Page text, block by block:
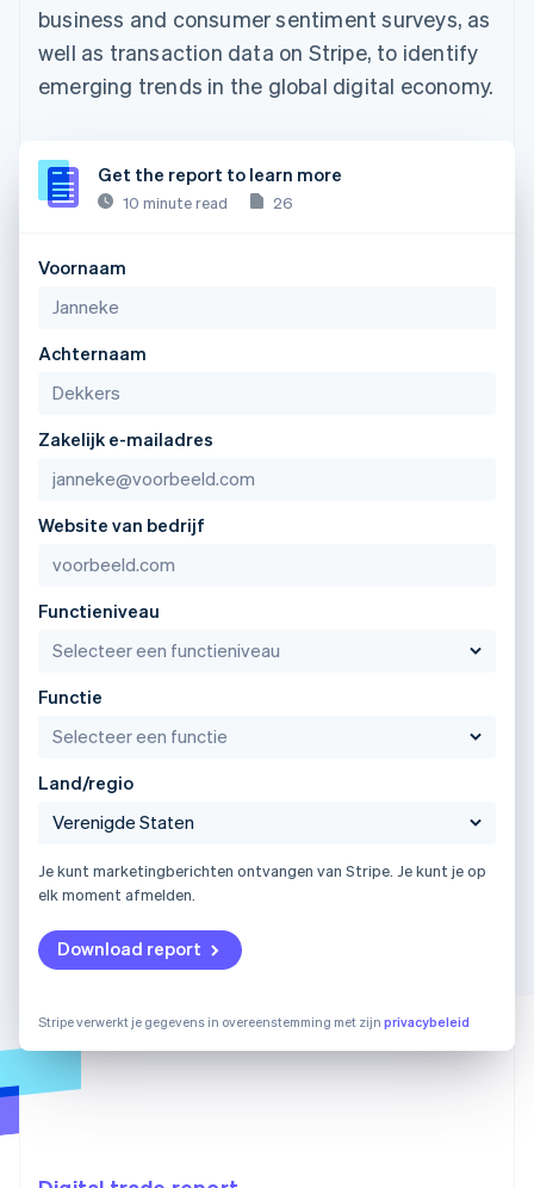
business and consumer sentiment surveys, as
well as transaction data on Stripe, to identify
emerging trends in the global digital economy.
Get the report to learn more
10 minute read 26
Voornaam
Achternaam
Zakelijk e-mailadres
Website van bedrijf
Functieniveau
Functie
Land/regio
Je kunt marketingberichten ontvangen van Stripe. Je kunt je op
elk moment afmelden.
Download report
Stripe verwerkt je gegevens in overeenstemming met zijn privacybeleid